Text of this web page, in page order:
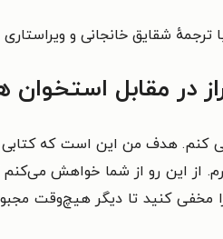
ترجمهٔ شقایق خانجانی و
در مقابل
کنم. هدف من این است که کتابی
از این رو از شما خواهش
کنید تا دیگر هیچ‌وقت